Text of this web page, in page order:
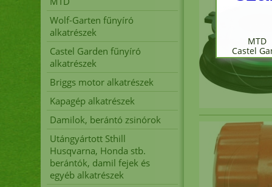
Wolf-Garten fűnyíró
alkatrészek
Castel Garden fűnyíró
alkatrészek
Briggs motor alkatrészek
Kapagép alkatrészek
Damilok, berántó zsinórok
Utángyártott Sthill
Husqvarna, Honda stb.
berántók, damil fejek és
egyéb alkatrészek
MTD
Castel